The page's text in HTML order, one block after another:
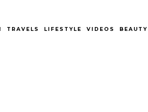
TRAVELS LIFESTYLE VIDEOS BEAUTY